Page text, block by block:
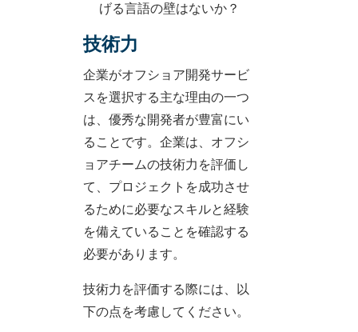
げる言語の壁はないか？
技術力
企業がオフショア開発サービ
スを選択する主な理由の一つ
は、優秀な開発者が豊富にい
ることです。企業は、オフシ
ョアチームの技術力を評価し
て、プロジェクトを成功させ
るために必要なスキルと経験
を備えていることを確認する
必要があります。
技術力を評価する際には、以
下の点を考慮してください。